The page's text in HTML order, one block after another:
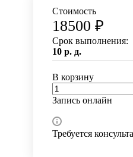
Стоимость
18500 ₽
Срок выполнения:
10 р. д.
В корзину
Запись онлайн
Требуется